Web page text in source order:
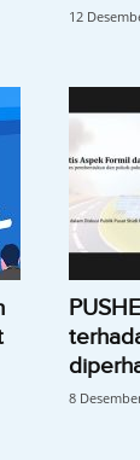
12
8